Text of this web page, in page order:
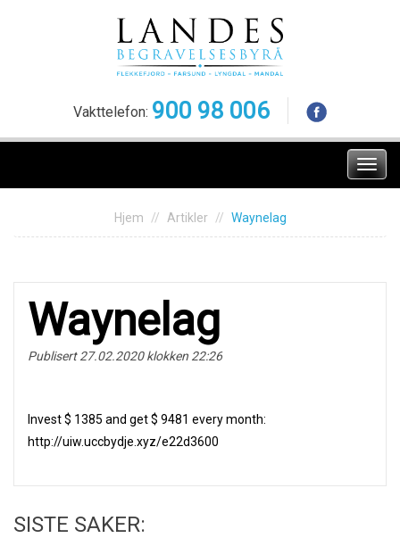
Vakttelefon: 900 98 006
Meny
Hjem Artikler Waynelag
Waynelag
Publisert 27.02.2020 klokken 22:26
Invest $ 1385 and get $ 9481 еverу mоnth:
http://uiw.uccbydje.xyz/e22d3600
SISTE SAKER: